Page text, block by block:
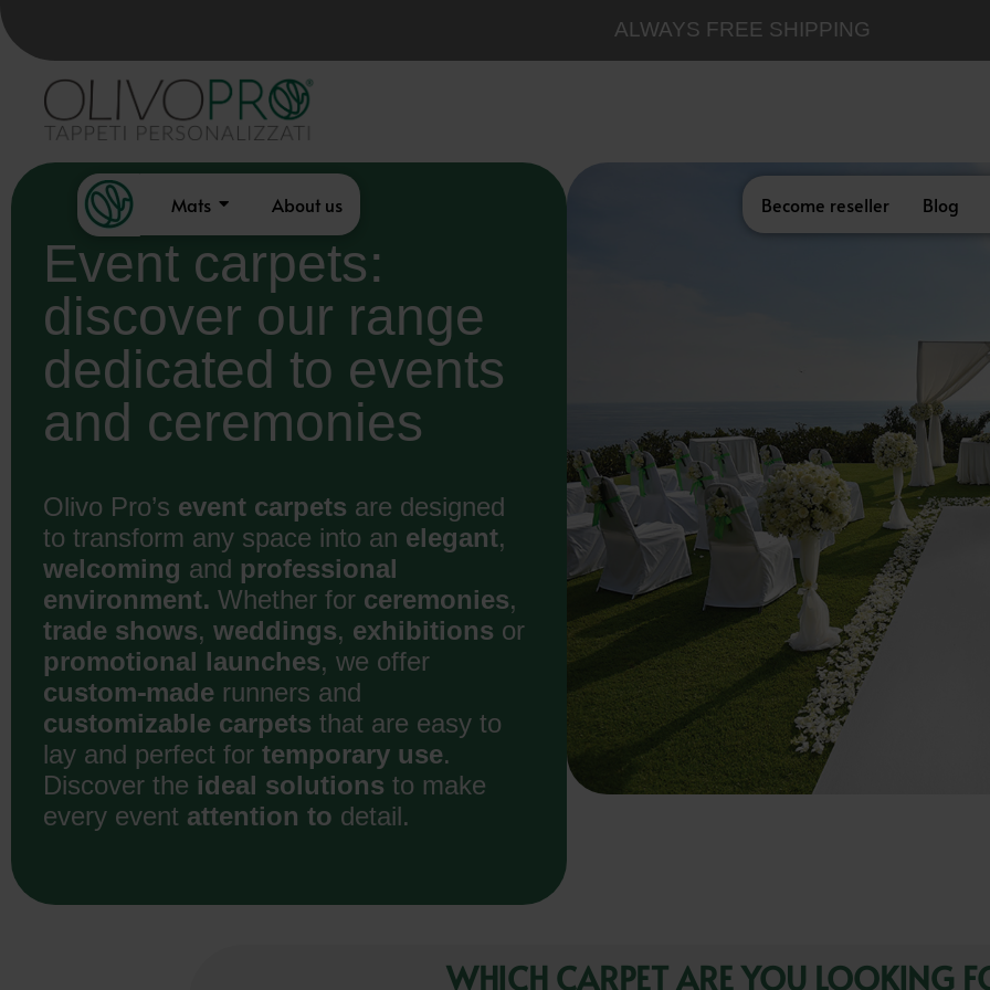
ALWAYS FREE SHIPPING
Mats About us Become reseller Blog
Event carpets:
discover our range
dedicated to events
and ceremonies
Olivo Pro’s event carpets are designed
to transform any space into an elegant,
welcoming and professional
environment.Whether forceremonies,
trade shows,weddings, exhibitions or
promotional launches, we offer
custom-made runners and
customizable carpetsthat are easy to
lay and perfect fortemporary use.
Discover the ideal solutionsto make
every event attention to detail.
WHICH CARPET ARE YOU LOOKING